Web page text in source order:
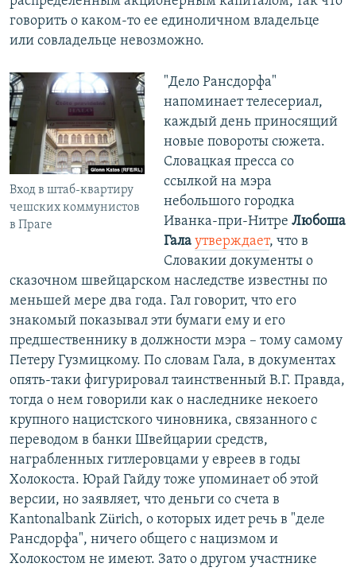
говорить о каком-то ее единоличном владельце
или совладельце невозможно.
Вход в штаб-квартиру
чешских коммунистов
в Праге
"Дело Рансдорфа"
напоминает телесериал,
каждый день приносящий
новые повороты сюжета.
Словацкая пресса со
ссылкой на мэра
небольшого городка
Иванка-при-Нитре Любоша
Гала утверждает, что в
Словакии документы о
сказочном швейцарском наследстве известны по
меньшей мере два года. Гал говорит, что его
знакомый показывал эти бумаги ему и его
предшественнику в должности мэра – тому самому
Петеру Гузмицкому. По словам Гала, в документах
опять-таки фигурировал таинственный В.Г. Правда,
тогда о нем говорили как о наследнике некоего
крупного нацистского чиновника, связанного с
переводом в банки Швейцарии средств,
награбленных гитлеровцами у евреев в годы
Холокоста. Юрай Гайду тоже упоминает об этой
версии, но заявляет, что деньги со счета в
Kantonalbank Zürich, о которых идет речь в "деле
Рансдорфа", ничего общего с нацизмом и
Холокостом не имеют. Зато о другом участнике